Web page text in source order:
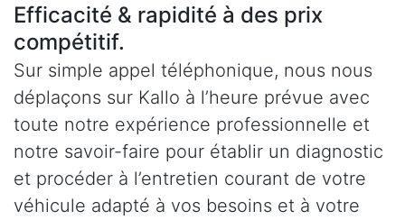
Efficacité & rapidité à des prix
compétitif.
Sur simple appel téléphonique, nous nous
déplaçons sur Kallo à l’heure prévue avec
toute notre expérience professionnelle et
notre savoir-faire pour établir un diagnostic
et procéder à l’entretien courant de votre
véhicule adapté à vos besoins et à votre